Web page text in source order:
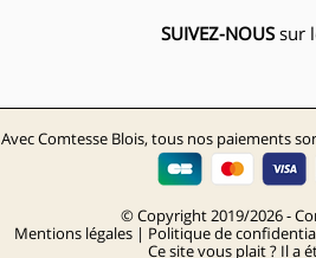
SUIVEZ-NOUS sur
Avec Comtesse Blois, tous nos paiements
© Copyright 2019/2026 -
Mentions légales| Politique de
Ce site vous plait ? Il a